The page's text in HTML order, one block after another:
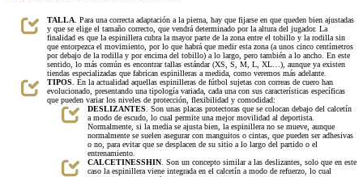
TALLA . Para una correcta adaptación a la pierna, hay que fijarse en que queden bien ajustadas
y que se elige el tamaño correcto, que vendrá determinado por la altura del jugador. La
finalidad es que la espinillera cubra la mayor parte de la zona entre el tobillo y la rodilla sin
que entorpezca el movimiento, por lo que habrá que medir esta zona (a unos cinco centímetros
por debajo de la rodilla y por encima del tobillo) a lo largo, pero también a lo ancho. En este
sentido, lo más común es encontrar tallas estándar (XS, S, M, L, XL…), aunque ya existen
tiendas especializadas que fabrican espinilleras a medida, como veremos más adelante.
TIPOS . En la actualidad aquellas espinilleras de fútbol sujetas con correas de cuero han
evolucionado, presentando una tipología variada, cada una con sus características específicas
que pueden variar los niveles de protección, flexibilidad y comodidad:
DESLIZANTES . Son unas placas protectoras que se colocan debajo del calcetín
a modo de escudo, lo cual permite una mejor movilidad al deportista.
Normalmente, si la media se ajusta bien, la espinillera no se mueve, aunque
normalmente se suelen asegurar con manguitos o cintas, que pueden ser adhesivas
o no, para evitar que se desplacen de su sitio a lo largo del partido o el
entrenamiento.
CALCETINESSHIN . Son un concepto similar a las deslizantes, solo que en este
caso la espinillera viene integrada en el calcetín a modo de refuerzo, lo cual